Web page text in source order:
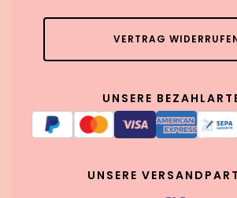
VERTRAG
UNSERE
UNSERE